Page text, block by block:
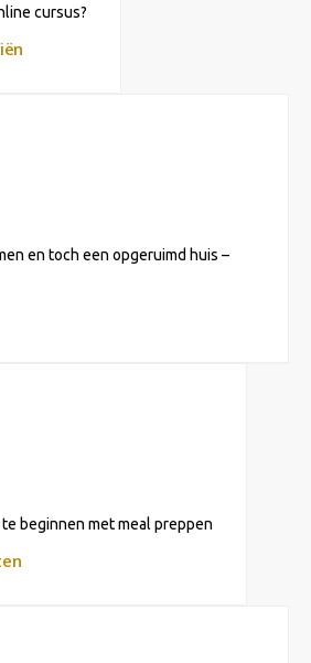
cursus?
en toch een opgeruimd huis –
beginnen met meal preppen